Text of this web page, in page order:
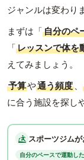
ジャンルは変わり
まずは「自分のペ
「レッスンで体を
えてみましょう。
予算や通う頻度 、
に合う施設を探し
スポーツジム
自分のペースで運動し